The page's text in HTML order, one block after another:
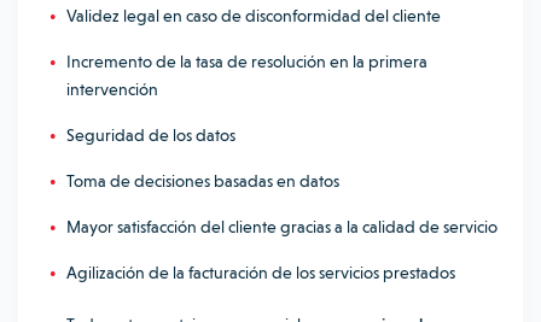
Validez legal en caso de disconformidad del cliente
Incremento de la tasa de resolución en la primera
intervención
Seguridad de los datos
Toma de decisiones basadas en datos
Mayor satisfacción del cliente gracias a la calidad de servicio
Agilización de la facturación de los servicios prestados